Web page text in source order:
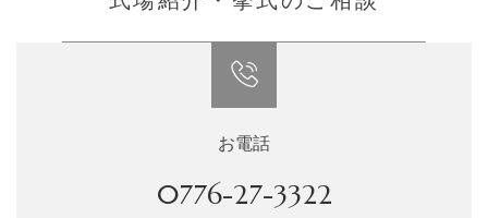
お電話
0776-27-3322